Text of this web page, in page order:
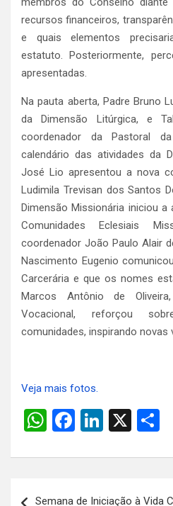
recursos financeiros,
e quais elementos
estatuto. Posteriormente,
apresentadas.
Na pauta aberta, Padre Bruno
da Dimensão Litúrgica, e
coordenador da Pastoral
calendário das atividades da
José Lio apresentou a nova
Ludimila Trevisan dos Santos
Dimensão Missionária iniciou
Comunidades Eclesiais
coordenador João Paulo Alair
Nascimento Eugenio
Carcerária e que os nomes
Marcos Antônio de
Vocacional, reforçou
comunidades, inspirando novas
Veja mais fotos.
W
at
F
ce
Li
ke
X
Semana de Iniciação à Vida